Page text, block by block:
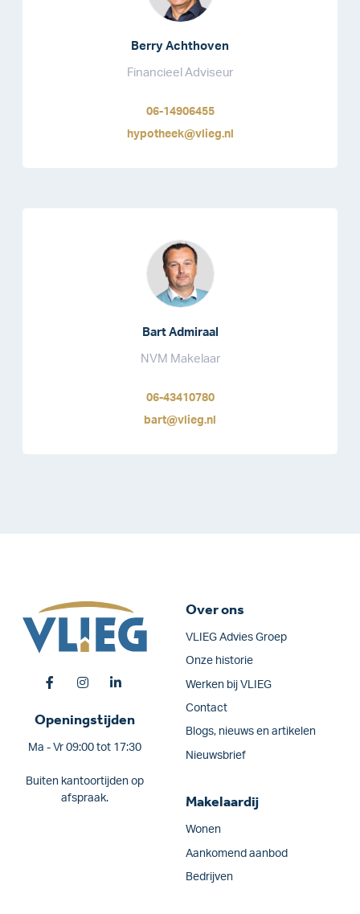
Berry Achthoven
Financieel Adviseur
06-14906455
hypotheek@vlieg.nl
Bart Admiraal
NVM Makelaar
06-43410780
bart@vlieg.nl
Openingstijden
Ma - Vr 09:00 tot 17:30
Buiten kantoortijden op
afspraak.
Over ons
VLIEG Advies Groep
Onze historie
Werken bij VLIEG
Contact
Blogs, nieuws en artikelen
Nieuwsbrief
Makelaardij
Wonen
Aankomend aanbod
Bedrijven